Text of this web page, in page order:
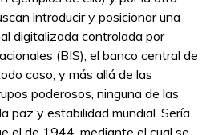
introducir y posicionar una
digitalizada controlada por
(BIS), el banco central de
caso, y más allá de las
poderosos, ninguna de las
paz y estabilidad mundial. Sería